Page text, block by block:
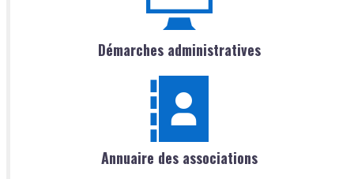
Démarches administratives
Annuaire des associations